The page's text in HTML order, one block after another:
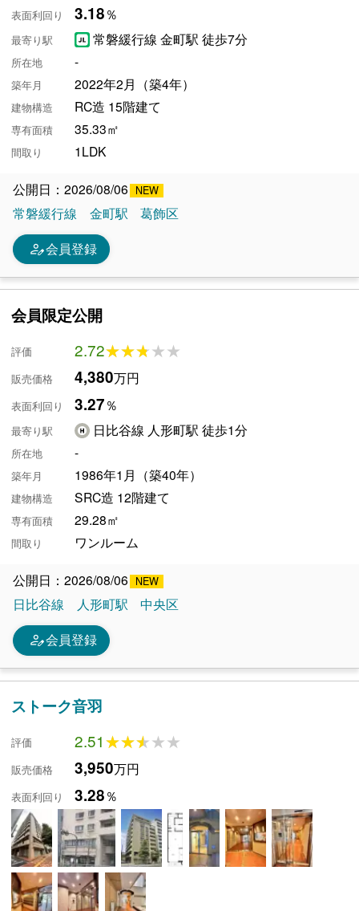
表面利回り 3.18％
最寄り駅 常磐緩行線 金町駅 徒歩7分
所在地 -
築年月 2022年2月（築4年）
建物構造 RC造 15階建て
専有面積 35.33㎡
間取り 1LDK
公開日：2026/08/06
常磐緩行線
金町駅 葛飾区
person_edit会員登録
会員限定公開
評価 2.72★★★★★
★★★★★
販売価格 4,380万円
表面利回り 3.27％
最寄り駅 日比谷線 人形町駅 徒歩1分
所在地 -
築年月 1986年1月（築40年）
建物構造 SRC造 12階建て
専有面積 29.28㎡
間取り ワンルーム
公開日：2026/08/06
日比谷線
人形町駅 中央区
person_edit会員登録
ストーク音羽
評価 2.51★★★★★
★★★★★
販売価格 3,950万円
表面利回り 3.28％